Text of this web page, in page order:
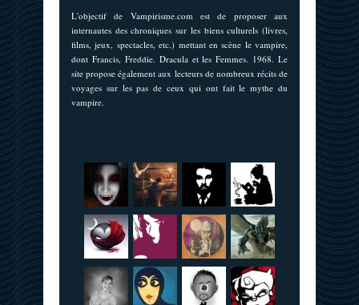
L'objectif de Vampirisme.com est de proposer aux
internautes des chroniques sur les biens culturels (livres,
films, jeux, spectacles, etc.) mettant en scène le vampire,
dont Francis, Freddie. Dracula et les Femmes. 1968. Le
site propose également aux lecteurs de nombreux récits de
voyages sur les pas de ceux qui ont fait le mythe du
vampire.